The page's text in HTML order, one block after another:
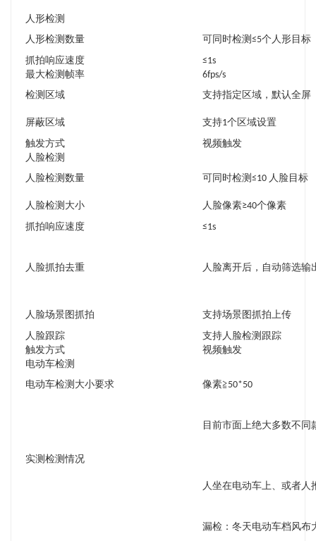
人形检测
人形检测数量
可同时检测≤5个人形目标
抓拍响应速度
≤1s
最大检测帧率
6fps/s
检测区域
支持指定区域，默认全屏
屏蔽区域
支持1个区域设置
触发方式
视频触发
人脸检测
人脸检测数量
可同时检测≤10 人脸目标
人脸检测大小
人脸像素≥40个像素
抓拍响应速度
≤1s
人脸抓拍去重 人脸离开后，自动筛选输
人脸场景图抓拍
支持场景图抓拍上传
人脸跟踪
支持人脸检测跟踪
触发方式
视频触发
电动车检测
电动车检测大小要求
像素≧50*50
实测检测情况
目前市面上绝大多数不
人坐在电动车上、或者人
漏检：冬天电动车档风布